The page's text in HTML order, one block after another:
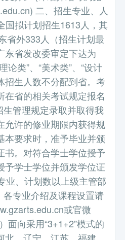
二、招生专业、人
国拟计划招生1613人，其
省外333人（招生计划最
东省发改委审定下达为
论类”、“美术类”、“设计
招生人数不分配到省。考
在省的相关考试规定报名
管理规定录取并取得我
允许的修业期限内获得规
本要求时，准予毕业并颁
书。对符合学士学位授予
予学士学位并颁发学位证
业、计划数以上级主管部
专业介绍及课程设置请
或官微
面向采用“3+1+2”模式的